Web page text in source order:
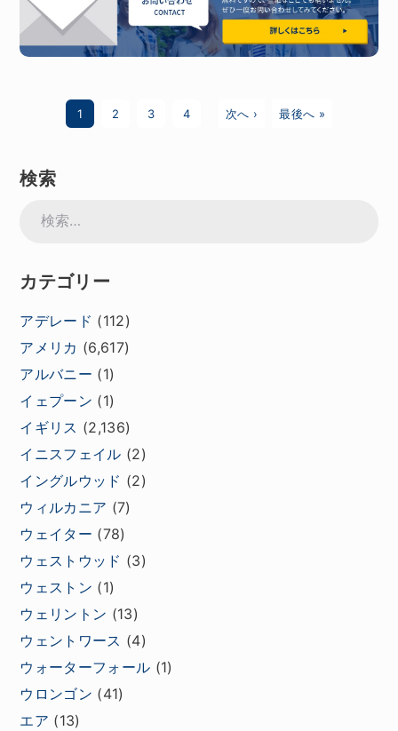
1 2 3 4 次へ › 最後へ »
検索
カテゴリー
アデレード (112)
アメリカ (6,617)
アルバニー (1)
イェプーン (1)
イギリス (2,136)
イニスフェイル (2)
イングルウッド (2)
ウィルカニア (7)
ウェイター (78)
ウェストウッド (3)
ウェストン (1)
ウェリントン (13)
ウェントワース (4)
ウォーターフォール (1)
ウロンゴン (41)
エア (13)